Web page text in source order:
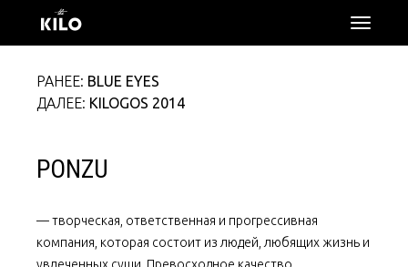
меню
РАНЕЕ: BLUE EYES
ДАЛЕЕ: KILOGOS 2014
PONZU
— творческая, ответственная и прогрессивная
компания, которая состоит из людей, любящих жизнь и